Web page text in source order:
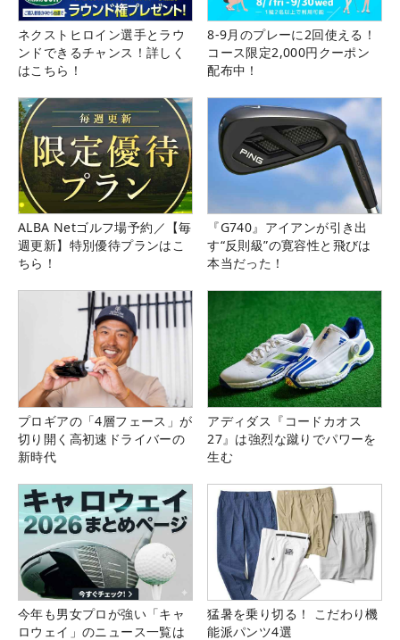
ネクストヒロイン選手とラウ
ンドできるチャンス！詳しく
はこちら！
8-9月のプレーに2回使える！
コース限定2,000円クーポン
配布中！
ALBA Netゴルフ場予約／【毎
週更新】特別優待プランはこ
ちら！
『G740』アイアンが引き出
す“反則級”の寛容性と飛びは
本当だった！
プロギアの「4層フェース」が
切り開く高初速ドライバーの
新時代
アディダス『コードカオス
27』は強烈な蹴りでパワーを
生む
今年も男女プロが強い「キャ
ロウェイ」のニュース一覧は
猛暑を乗り切る！ こだわり機
能派パンツ4選